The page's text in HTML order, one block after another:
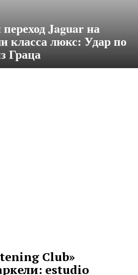
Jaguar на
класса люкс: Удар по
Граца
Club»
estudio